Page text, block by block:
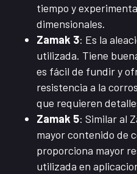
tiempo y
dimensionales.
Zamak 3: Es la
utilizada. Tiene
es fácil de fundir y
resistencia a la
que requieren
Zamak 5: Similar al
mayor contenido de
proporciona mayor
utilizada en